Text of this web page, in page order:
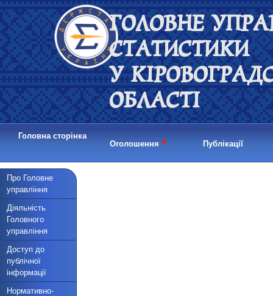
ГОЛОВНЕ
СТАТИСТИКИ
У
ОБЛАСТІ
Головна сторінка
Оголошення • Публікації
Про Головне
управління
Діяльність
Головного
управління
Доступ до
публічної
інформації
Нормативно-